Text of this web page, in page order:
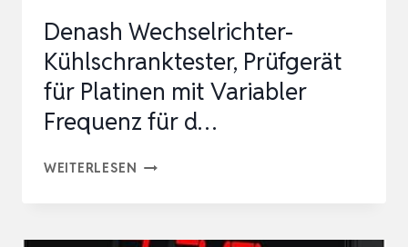
Denash Wechselrichter-
Kühlschranktester, Prüfgerät
für Platinen mit Variabler
Frequenz für d…
WEITERLESEN DENASH